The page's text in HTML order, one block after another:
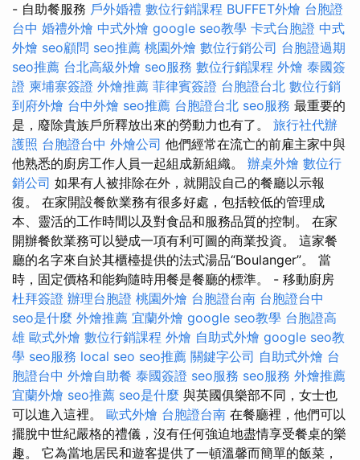
- 自助餐服務 戶外婚禮 數位行銷課程 BUFFET外燴 台胞證
台中 婚禮外燴 中式外燴 google seo教學 卡式台胞證 中式
外燴 seo顧問 seo推薦 桃園外燴 數位行銷公司 台胞證過期
seo推薦 台北高級外燴 seo服務 數位行銷課程 外燴 泰國簽
證 柬埔寨簽證 外燴推薦 菲律賓簽證 台胞證台北 數位行銷
到府外燴 台中外燴 seo推薦 台胞證台北 seo服務 最重要的
是，廢除貴族戶所釋放出來的勞動力也有了。 旅行社代辦
護照 台胞證台中 外燴公司 他們經常在流亡的前雇主家中與
他熟悉的廚房工作人員一起組成新組織。 辦桌外燴 數位行
銷公司 如果有人被排除在外，就開設自己的餐廳以示報
復。 在家開設餐飲業務有很多好處，包括較低的管理成
本、靈活的工作時間以及對食品和服務品質的控制。 在家
開辦餐飲業務可以變成一項有利可圖的商業投資。 這家餐
廳的名字來自於其櫃檯提供的法式湯品“Boulanger”。 當
時，固定價格和能夠隨時用餐是餐廳的標準。 - 移動廚房
杜拜簽證 辦理台胞證 桃園外燴 台胞證台南 台胞證台中
seo是什麼 外燴推薦 宜蘭外燴 google seo教學 台胞證高
雄 歐式外燴 數位行銷課程 外燴 自助式外燴 google seo教
學 seo服務 local seo seo推薦 關鍵字公司 自助式外燴 台
胞證台中 外燴自助餐 泰國簽證 seo服務 seo服務 外燴推薦
宜蘭外燴 seo推薦 seo是什麼 與英國俱樂部不同，女士也
可以進入這裡。 歐式外燴 台胞證台南 在餐廳裡，他們可以
擺脫中世紀嚴格的禮儀，沒有任何強迫地盡情享受餐桌的樂
趣。 它為當地居民和遊客提供了一頓溫馨而簡單的飯菜，